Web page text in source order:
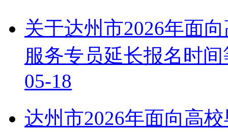
关于达州市2026年面
服务专员延长报名时
05-18
达州市2026年面向高